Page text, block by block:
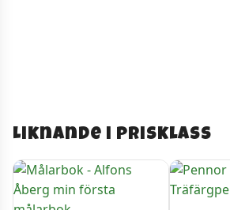
Liknande i prisklass